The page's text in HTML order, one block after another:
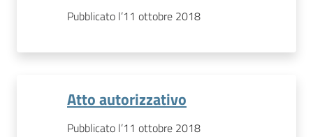
Pubblicato l’11 ottobre 2018
Atto autorizzativo
Pubblicato l’11 ottobre 2018